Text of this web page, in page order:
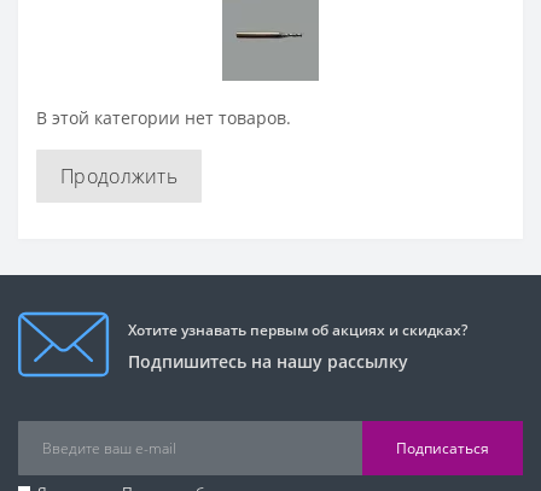
В этой категории нет товаров.
Продолжить
Хотите узнавать первым об акциях и скидках?
Подпишитесь на нашу рассылку
Подписаться